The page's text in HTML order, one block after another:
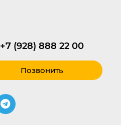
+7 (928) 888 22 00
Позвонить